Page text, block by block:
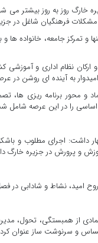
خارگ روز به روز بیشتر می
مشکلات فرهنگیان شاغل در
و تمرکز جامعه، خانواده
نظام اداری و آموزشی
به آینده ای روشن در
و محور برنامه ریزی ها،
را در این عرصه شامل
داشت: اجرای مطلوب و
و پرورش در جزیره خارگ
در فصل بازگشایی مدارس در بیش
از همبستگی، تحول،
و سرنوشت ساز عنوان